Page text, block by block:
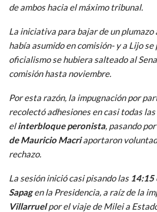
de ambos hacia el máximo tribunal.
La iniciativa para bajar de un
había asumido en comisión- y a Lijo
oficialismo se hubiera salteado al
comisión hasta noviembre.
Por esta razón, la impugnación por
recolectó adhesiones en casi todas
elinterbloque peronista, pasando
de Mauricio Macriaportaron
rechazo.
La sesión inició casi pisando las 14:15
Sapagen la Presidencia, a raíz de la
Villarruelpor el viaje de Milei a